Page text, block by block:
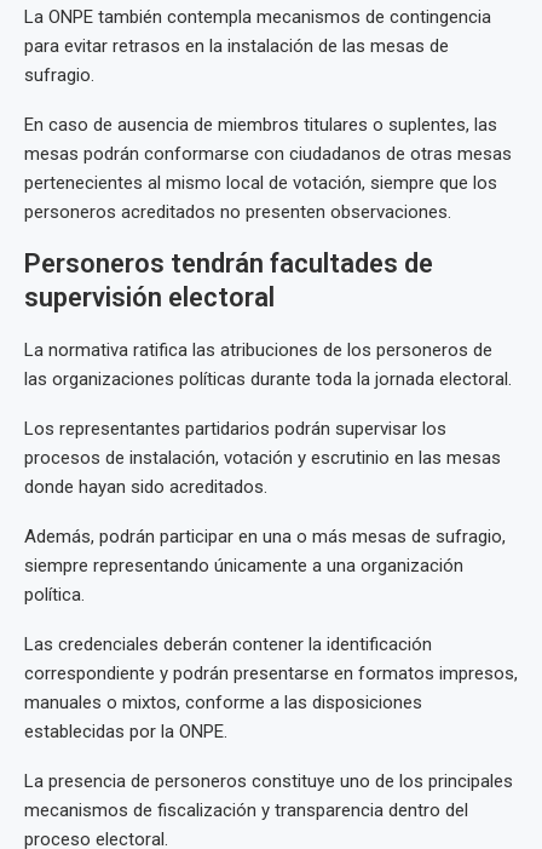
La ONPE también contempla mecanismos de contingencia
para evitar retrasos en la instalación de las mesas de
sufragio.
En caso de ausencia de miembros titulares o suplentes, las
mesas podrán conformarse con ciudadanos de otras mesas
pertenecientes al mismo local de votación, siempre que los
personeros acreditados no presenten observaciones.
Personeros tendrán facultades de
supervisión electoral
La normativa ratifica las atribuciones de los personeros de
las organizaciones políticas durante toda la jornada electoral.
Los representantes partidarios podrán supervisar los
procesos de instalación, votación y escrutinio en las mesas
donde hayan sido acreditados.
Además, podrán participar en una o más mesas de sufragio,
siempre representando únicamente a una organización
política.
Las credenciales deberán contener la identificación
correspondiente y podrán presentarse en formatos impresos,
manuales o mixtos, conforme a las disposiciones
establecidas por la ONPE.
La presencia de personeros constituye uno de los principales
mecanismos de fiscalización y transparencia dentro del
proceso electoral.